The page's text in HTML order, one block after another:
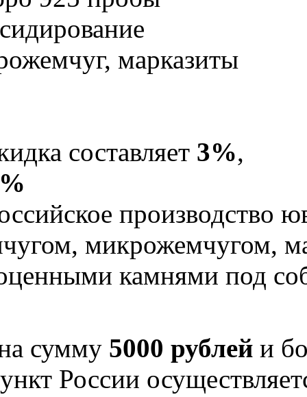
марказиты
составляет 3%,
производство
микрожемчугом,
камнями под
сумму 5000 рублей и
России